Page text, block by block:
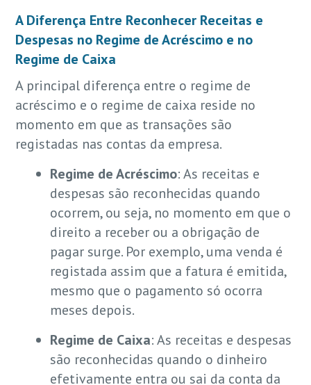
A Diferença Entre Reconhecer Receitas e
Despesas no Regime de Acréscimo e no
Regime de Caixa
A principal diferença entre o regime de
acréscimo e o regime de caixa reside no
momento em que as transações são
registadas nas contas da empresa.
Regime de Acréscimo: As receitas e
despesas são reconhecidas quando
ocorrem, ou seja, no momento em que o
direito a receber ou a obrigação de
pagar surge. Por exemplo, uma venda é
registada assim que a fatura é emitida,
mesmo que o pagamento só ocorra
meses depois.
Regime de Caixa: As receitas e despesas
são reconhecidas quando o dinheiro
efetivamente entra ou sai da conta da